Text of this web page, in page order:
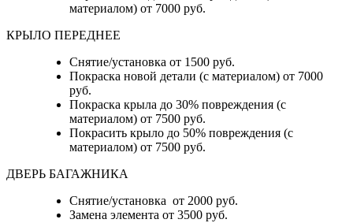
материалом) от 7000 руб.
КРЫЛО ПЕРЕДНЕЕ
Снятие/установка от 1500 руб.
Покраска новой детали (с материалом) от 7000
руб.
Покраска крыла до 30% повреждения (с
материалом) от 7500 руб.
Покрасить крыло до 50% повреждения (с
материалом) от 7500 руб.
ДВЕРЬ БАГАЖНИКА
Снятие/установка от 2000 руб.
Замена элемента от 3500 руб.